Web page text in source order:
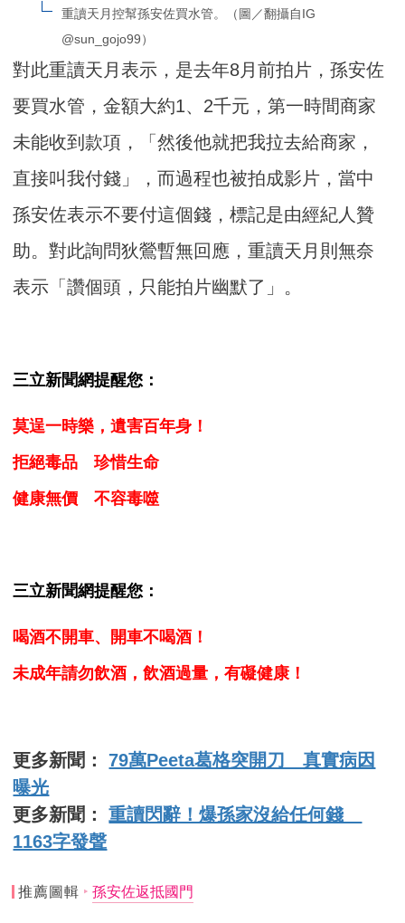
重讀天月控幫孫安佐買水管。（圖／翻攝自IG
@sun_gojo99）
對此重讀天月表示，是去年8月前拍片，孫安佐
要買水管，金額大約1、2千元，第一時間商家
未能收到款項，「然後他就把我拉去給商家，
直接叫我付錢」，而過程也被拍成影片，當中
孫安佐表示不要付這個錢，標記是由經紀人贊
助。對此詢問狄鶯暫無回應，重讀天月則無奈
表示「讚個頭，只能拍片幽默了」。
三立新聞網提醒您：
莫逞一時樂，遺害百年身！
拒絕毒品 珍惜生命
健康無價 不容毒噬
三立新聞網提醒您：
喝酒不開車、開車不喝酒！
未成年請勿飲酒，飲酒過量，有礙健康！
更多新聞：79萬Peeta葛格突開刀 真實病因
曝光
更多新聞：重讀閃辭！爆孫家沒給任何錢
1163字發聲
推薦圖輯 孫安佐返抵國門